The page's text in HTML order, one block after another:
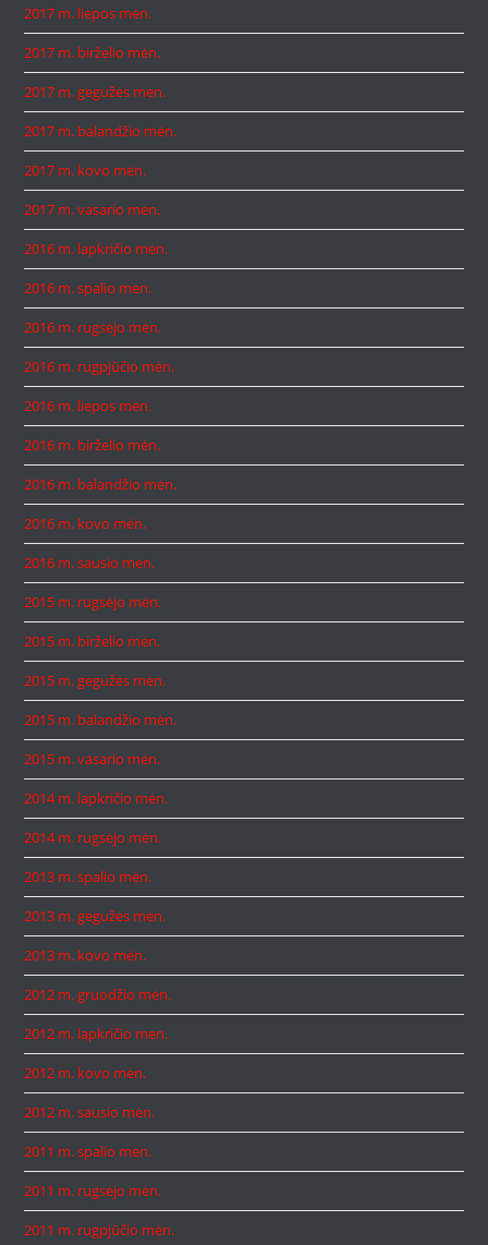
2017 m. liepos mėn.
2017 m. birželio mėn.
2017 m. gegužės mėn.
2017 m. balandžio mėn.
2017 m. kovo mėn.
2017 m. vasario mėn.
2016 m. lapkričio mėn.
2016 m. spalio mėn.
2016 m. rugsėjo mėn.
2016 m. rugpjūčio mėn.
2016 m. liepos mėn.
2016 m. birželio mėn.
2016 m. balandžio mėn.
2016 m. kovo mėn.
2016 m. sausio mėn.
2015 m. rugsėjo mėn.
2015 m. birželio mėn.
2015 m. gegužės mėn.
2015 m. balandžio mėn.
2015 m. vasario mėn.
2014 m. lapkričio mėn.
2014 m. rugsėjo mėn.
2013 m. spalio mėn.
2013 m. gegužės mėn.
2013 m. kovo mėn.
2012 m. gruodžio mėn.
2012 m. lapkričio mėn.
2012 m. kovo mėn.
2012 m. sausio mėn.
2011 m. spalio mėn.
2011 m. rugsėjo mėn.
2011 m. rugpjūčio mėn.